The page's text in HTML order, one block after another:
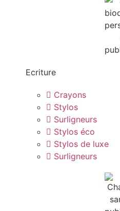
Ecriture
Crayons
Stylos
Surligneurs
Stylos éco
Stylos de luxe
Surligneurs